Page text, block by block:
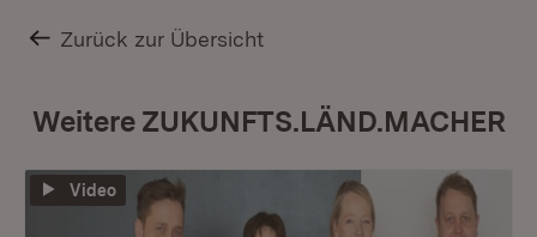
Zurück zur Übersicht
Weitere ZUKUNFTS.LÄND.MACHER
Video